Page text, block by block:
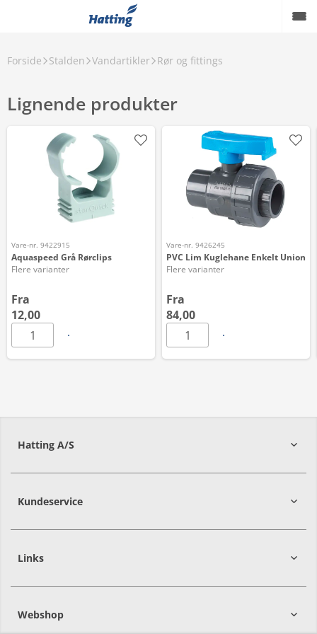
Forside Stalden Vandartikler Rør og fittings
Lignende produkter
Vare-nr. 9422915
Aquaspeed Grå Rørclips
Flere varianter
Fra
12,00
Vare-nr. 9426245
PVC Lim Kuglehane Enkelt Union
Flere varianter
Fra
84,00
Hatting A/S
8700Horsens
Kundeservice
Links
Webshop